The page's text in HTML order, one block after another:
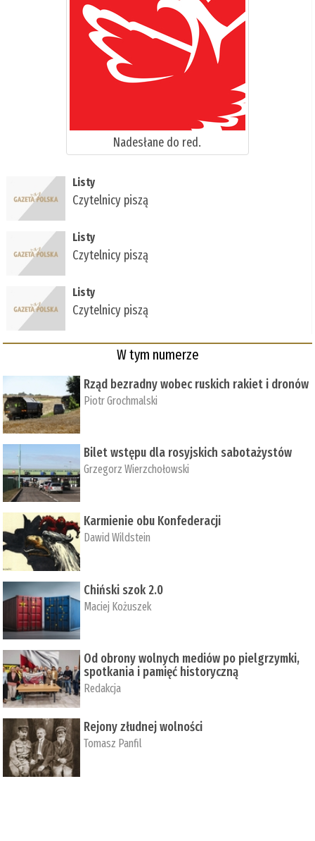
Nadesłane do red.
Listy
Czytelnicy piszą
Listy
Czytelnicy piszą
Listy
Czytelnicy piszą
W tym numerze
Rząd bezradny wobec ruskich rakiet i dronów
Piotr Grochmalski
Bilet wstępu dla rosyjskich sabotażystów
Grzegorz Wierzchołowski
Karmienie obu Konfederacji
Dawid Wildstein
Chiński szok 2.0
Maciej Kożuszek
Od obrony wolnych mediów po pielgrzymki,
spotkania i pamięć historyczną
Redakcja
Rejony złudnej wolności
Tomasz Panfil